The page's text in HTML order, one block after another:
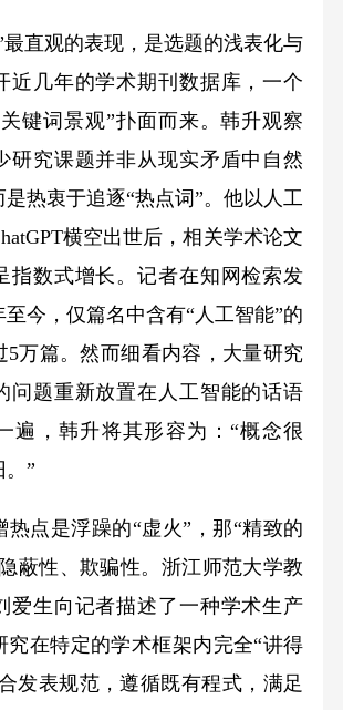
直观的表现，是选题的浅表化与
近几年的学术期刊数据库，一个
键词景观”扑面而来。韩升观察
研究课题并非从现实矛盾中自然
热衷于追逐“热点词”。他以人工
横空出世后，相关学术论文
指数式增长。记者在知网检索发
至今，仅篇名中含有“人工智能”的
5万篇。然而细看内容，大量研究
问题重新放置在人工智能的话语
遍，韩升将其形容为：“概念很
。”
点是浮躁的“虚火”，那“精致的
蔽性、欺骗性。浙江师范大学教
爱生向记者描述了一种学术生产
究在特定的学术框架内完全“讲得
表规范，遵循既有程式，满足